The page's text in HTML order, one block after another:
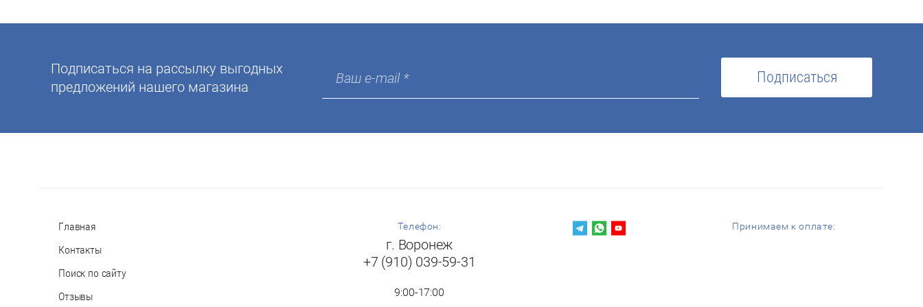
Подписаться на рассылку выгодных
предложений нашего магазина
Подписаться
Главная
Контакты
Поиск по сайту
Отзывы
Телефон:
г. Воронеж
+7 (910) 039-59-31
9:00-17:00
Принимаем к оплате: